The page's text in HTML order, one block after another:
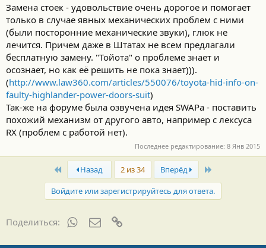
Замена стоек - удовольствие очень дорогое и помогает
только в случае явных механических проблем с ними
(были посторонние механические звуки), глюк не
лечится. Причем даже в Штатах не всем предлагали
бесплатную замену. "Тойота" о проблеме знает и
осознает, но как её решить не пока знает))).
(http://www.law360.com/articles/550076/toyota-hid-info-on-
faulty-highlander-power-doors-suit)
Так-же на форуме была озвучена идея SWAPa - поставить
похожий механизм от другого авто, например с лексуса
RX (проблем с работой нет).
Последнее редактирование: 8 Янв 2015
First Назад 2 из 34 Вперёд Last
Войдите или зарегистрируйтесь для ответа.
Поделиться: WhatsAppЭлектронная почта